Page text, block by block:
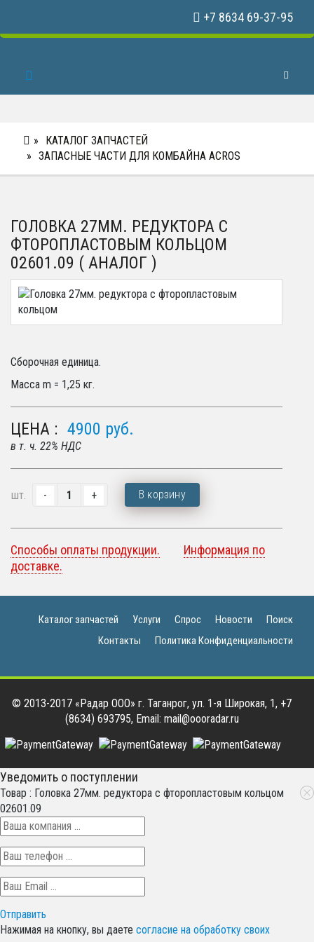
+7 8634 69-37-95
Toggle
КАТАЛОГ ЗАПЧАСТЕЙ
ЗАПАСНЫЕ ЧАСТИ ДЛЯ КОМБАЙНА ACROS
ГОЛОВКА 27ММ. РЕДУКТОРА С
ФТОРОПЛАСТОВЫМ КОЛЬЦОМ
02601.09 ( АНАЛОГ )
Сборочная единица.
Масса m = 1,25 кг.
ЦЕНА : 4900 руб.
в т. ч. 22% НДС
шт. В корзину
Способы оплаты продукции.
Информация по
доставке.
Каталог запчастей Услуги Спрос Новости
Поиск
Контакты
Политика Конфиденциальности
© 2013-2017 «Радар ООО» г. Таганрог, ул. 1-я Широкая, 1, +7
(8634) 693795, Email: mail@oooradar.ru
Уведомить о поступлении
Товар : Головка 27мм. редуктора с фторопластовым кольцом
02601.09
Отправить
Нажимая на кнопку, вы даете согласие на обработку своих